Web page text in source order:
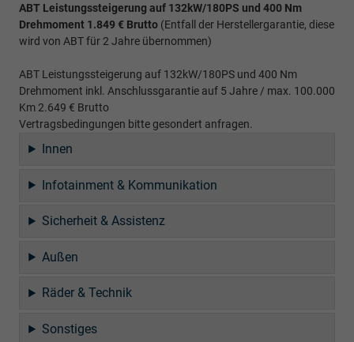
ABT Leistungssteigerung auf 132kW/180PS und 400 Nm
Drehmoment 1.849 € Brutto (Entfall der Herstellergarantie, diese
wird von ABT für 2 Jahre übernommen)
ABT Leistungssteigerung auf 132kW/180PS und 400 Nm
Drehmoment inkl. Anschlussgarantie auf 5 Jahre / max. 100.000
Km 2.649 € Brutto
Vertragsbedingungen bitte gesondert anfragen.
Innen
Infotainment & Kommunikation
Sicherheit & Assistenz
Außen
Räder & Technik
Sonstiges